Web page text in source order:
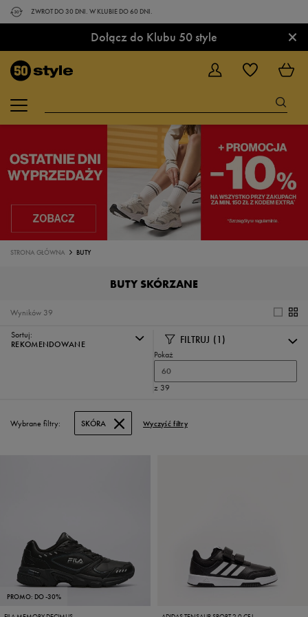
ZWROT DO 30 DNI. W KLUBIE DO 60 DNI.
Dołącz do Klubu 50 style ×
STRONA GŁÓWNA BUTY
BUTY SKÓRZANE
39
Wyników
Sortuj:
REKOMENDOWANE
FILTRUJ (1)
Pokaż
60
z 39
Wybrane filtry: SKÓRA Wyczyść filtry
PROMO: DO -30%